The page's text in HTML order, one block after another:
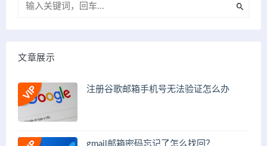
文章展示
注册谷歌邮箱手机号无法验证怎么办
gmail邮箱密码忘记了怎么找回？